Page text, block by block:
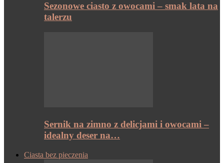
Sezonowe ciasto z owocami – smak lata na
talerzu
Sernik na zimno z delicjami i owocami –
idealny deser na…
Ciasta bez pieczenia